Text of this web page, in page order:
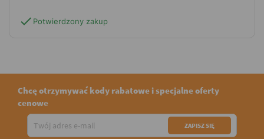
check Potwierdzony zakup
Chcę otrzymywać kody rabatowe i specjalne oferty
cenowe